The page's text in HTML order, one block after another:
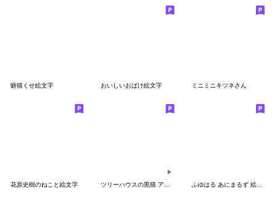
癖猫くせ絵文字 おいしいおばけ絵文字 ミニミニキツネさん
花原史樹のねこと絵文字 ふゆはる あにまるず 絵文字